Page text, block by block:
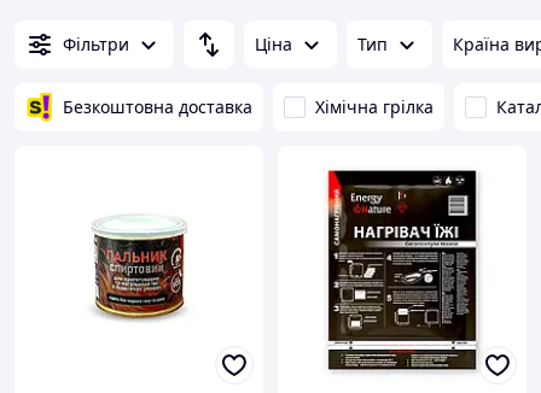
Фільтри Ціна Тип Країна
Безкоштовна доставка Хімічна грілка